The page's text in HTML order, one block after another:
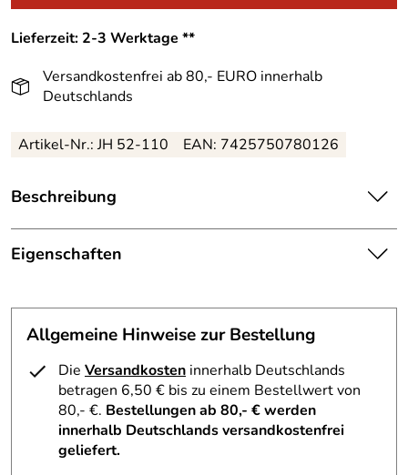
Lieferzeit: 2-3 Werktage **
Versandkostenfrei ab 80,- EURO innerhalb
Deutschlands
Artikel-Nr.: JH 52-110 EAN: 7425750780126
Beschreibung
Zauberhafter, handgefertigter Christbaumschmuck mit
Ringelbäumchen aus Naturholz – ø 11 cm
Glanz. Dieser Stern aus Kiefernholz vereint Tradition und
Handwerkskunst. Mit einem Durchmesser von 11 cm zieht
er alle Blicke auf sich. Im Zentrum thront eine grazile
Ringelblume, umgeben von acht großen und acht kleinen
feinen Ringelbäumchen. Diese künstlerischen Details
verleihen dem Schmuck eine edle Anmutung.
Jeder Stern entsteht in einer kleinen Werkstatt in Seiffen
im Erzgebirge. Präzision und Liebe zum Detail sind in
Eigenschaften
Herstellungsort
Kurort Seiffen
Herkunft: Erzgebirge
Hersteller:
Holzwarenfabrikation Joachim
Allgemeine Hinweise zur Bestellung
Die Versandkosten innerhalb Deutschlands
betragen 6,50 € bis zu einem Bestellwert von
80,- €. Bestellungen ab 80,- € werden
innerhalb Deutschlands versandkostenfrei
geliefert.